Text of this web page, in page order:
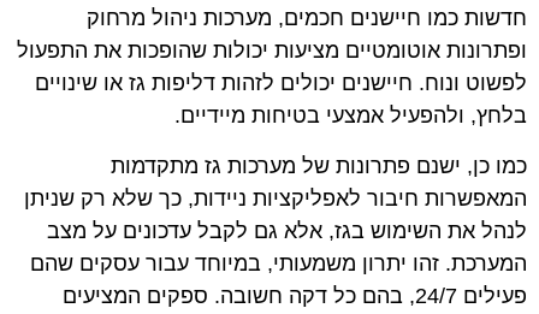
חדשות כמו חיישנים חכמים, מערכות ניהול מרחוק
ופתרונות אוטומטיים מציעות יכולות שהופכות את התפעול
לפשוט ונוח. חיישנים יכולים לזהות דליפות גז או שינויים
בלחץ, ולהפעיל אמצעי בטיחות מיידיים.
כמו כן, ישנם פתרונות של מערכות גז מתקדמות
המאפשרות חיבור לאפליקציות ניידות, כך שלא רק שניתן
לנהל את השימוש בגז, אלא גם לקבל עדכונים על מצב
המערכת. זהו יתרון משמעותי, במיוחד עבור עסקים שהם
פעילים 24/7, בהם כל דקה חשובה. ספקים המציעים